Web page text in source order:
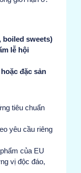
boiled sweets)
lễ hội
đặc sản
tiêu chuẩn
yêu cầu riêng
của EU
vị độc đáo,